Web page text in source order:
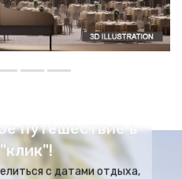
путешествие в
с датами отдыха,